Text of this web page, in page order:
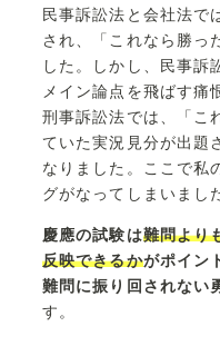
民事訴訟法と会社法で
され、「これなら勝っ
した。しかし、民事訴
メイン論点を飛ばす痛
刑事訴訟法では、「こ
ていた実況見分が出題
なりました。ここで私
グがなってしまいまし
慶應の試験は難問より
反映できるかがポイン
難問に振り回されない
す。